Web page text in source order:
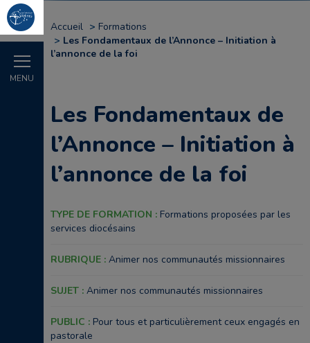
MENU
Accueil
Formations
Les Fondamentaux de l’Annonce – Initiation à
l’annonce de la foi
Les Fondamentaux de
l’Annonce – Initiation à
l’annonce de la foi
TYPE DE FORMATION : Formations proposées par les
services diocésains
RUBRIQUE : Animer nos communautés missionnaires
SUJET : Animer nos communautés missionnaires
PUBLIC : Pour tous et particulièrement ceux engagés en
pastorale